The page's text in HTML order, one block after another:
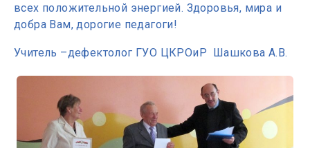
всех положительной энергией. Здоровья, мира и
добра Вам, дорогие педагоги!
Учитель –дефектолог ГУО ЦКРОиР Шашкова А.В.